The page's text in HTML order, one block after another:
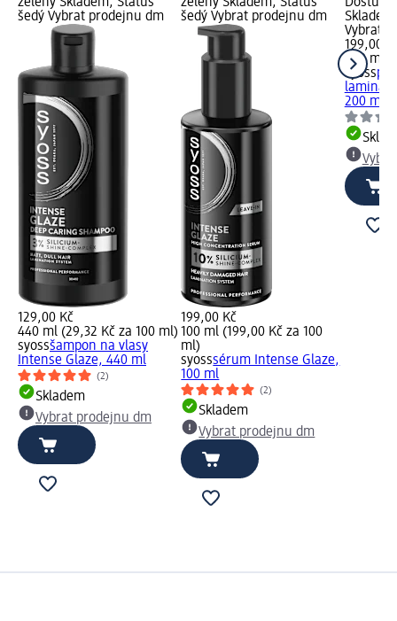
šedý Vybrat prodejnu dm
129,00 Kč
440 ml (29,32 Kč za 100 ml)
syossšampon na vlasy
Intense Glaze, 440 ml
(2)
Skladem
Vybrat prodejnu dm
šedý Vybrat prodejnu dm
199,00 Kč
100 ml (199,00 Kč za 100
ml)
syosssérum Intense Glaze,
100 ml
(2)
Skladem
Vybrat prodejnu dm
Vybrat
199,00
200 ml
syoss
200 ml